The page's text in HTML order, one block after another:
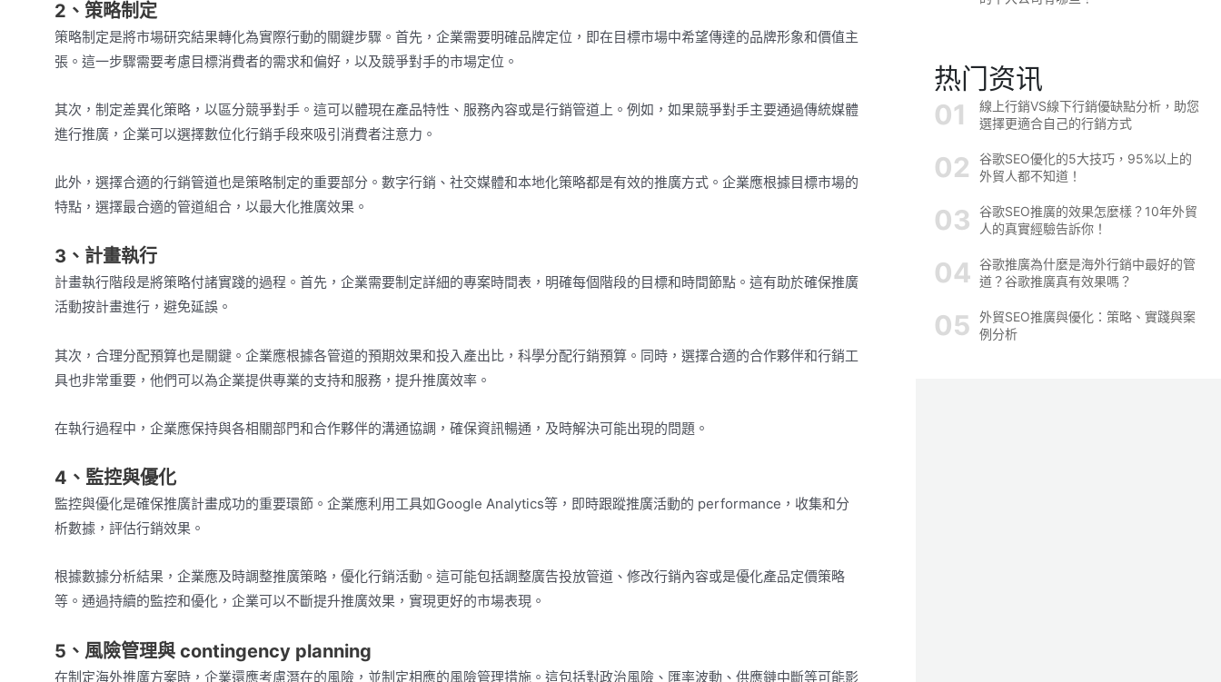
2、策略制定
策略制定是將市場研究結果轉化為實際行動的關鍵步驟。首先，企業需要明確品牌定位，即在目標市場中希望傳達的品牌形象和價值主
張。這一步驟需要考慮目標消費者的需求和偏好，以及競爭對手的市場定位。
其次，制定差異化策略，以區分競爭對手。這可以體現在產品特性、服務內容或是行銷管道上。例如，如果競爭對手主要通過傳統媒體
進行推廣，企業可以選擇數位化行銷手段來吸引消費者注意力。
此外，選擇合適的行銷管道也是策略制定的重要部分。數字行銷、社交媒體和本地化策略都是有效的推廣方式。企業應根據目標市場的
特點，選擇最合適的管道組合，以最大化推廣效果。
3、計畫執行
計畫執行階段是將策略付諸實踐的過程。首先，企業需要制定詳細的專案時間表，明確每個階段的目標和時間節點。這有助於確保推廣
活動按計畫進行，避免延誤。
其次，合理分配預算也是關鍵。企業應根據各管道的預期效果和投入產出比，科學分配行銷預算。同時，選擇合適的合作夥伴和行銷工
具也非常重要，他們可以為企業提供專業的支持和服務，提升推廣效率。
在執行過程中，企業應保持與各相關部門和合作夥伴的溝通協調，確保資訊暢通，及時解決可能出現的問題。
4、監控與優化
監控與優化是確保推廣計畫成功的重要環節。企業應利用工具如Google Analytics等，即時跟蹤推廣活動的 performance，收集和分
析數據，評估行銷效果。
根據數據分析結果，企業應及時調整推廣策略，優化行銷活動。這可能包括調整廣告投放管道、修改行銷內容或是優化產品定價策略
等。通過持續的監控和優化，企業可以不斷提升推廣效果，實現更好的市場表現。
5、風險管理與 contingency planning
在制定海外推廣方案時，企業還應考慮潛在的風險，並制定相應的風險管理措施。這包括對政治風險、匯率波動、供應鏈中斷等可能影
热门资讯
線上行銷VS線下行銷優缺點分析，助您
選擇更適合自己的行銷方式
谷歌SEO優化的5大技巧，95%以上的
外貿人都不知道！
谷歌SEO推廣的效果怎麼樣？10年外貿
人的真實經驗告訴你！
谷歌推廣為什麼是海外行銷中最好的管
道？谷歌推廣真有效果嗎？
外貿SEO推廣與優化：策略、實踐與案
例分析